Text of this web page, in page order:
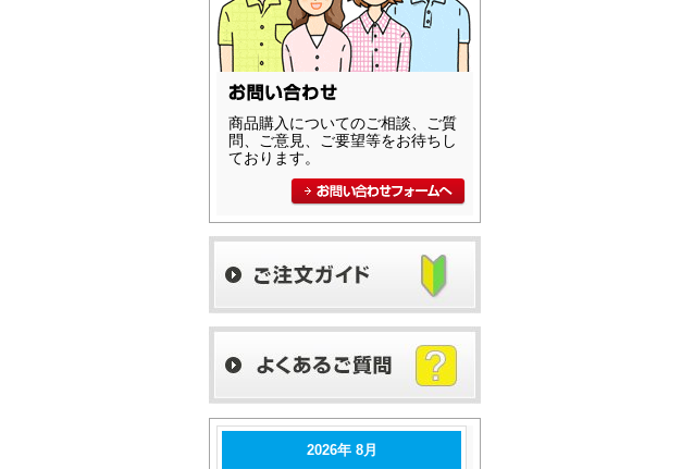
商品購入についてのご相談、ご質
問、ご意見、ご要望等をお待ちし
ております。